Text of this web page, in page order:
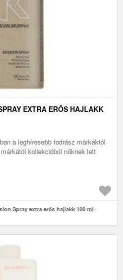
EXTRA ERŐS HAJLAKK
a leghíresebb fodrász márkáktól
kollekcióból nőknek lett
extra erős hajlakk 100 ml